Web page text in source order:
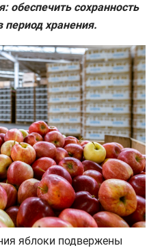
обеспечить сохранность
период хранения.
яблоки подвержены